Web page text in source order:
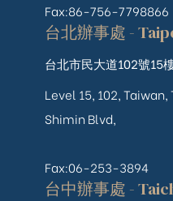
Fax:86-756-7798866
台北辦事處 -
台北市民大道102號15
Level 15, 102,
Shimin Blvd,
Fax:06-253-3894
台中辦事處 -